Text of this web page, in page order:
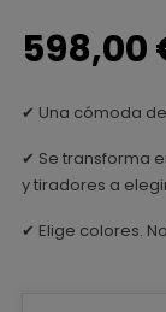
598,00
✔ Una cómoda
✔ Se transforma
y tiradores a
✔ Elige colores.